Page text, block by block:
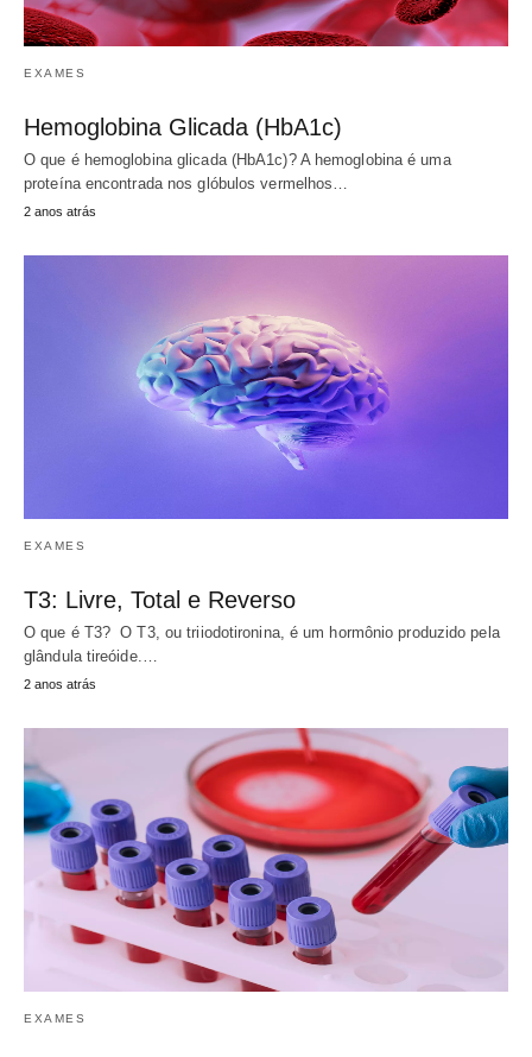
EXAMES
Hemoglobina Glicada (HbA1c)
O que é hemoglobina glicada (HbA1c)? A hemoglobina é uma
proteína encontrada nos glóbulos vermelhos…
2 anos atrás
EXAMES
T3: Livre, Total e Reverso
O que é T3? O T3, ou triiodotironina, é um hormônio produzido pela
glândula tireóide.…
2 anos atrás
EXAMES